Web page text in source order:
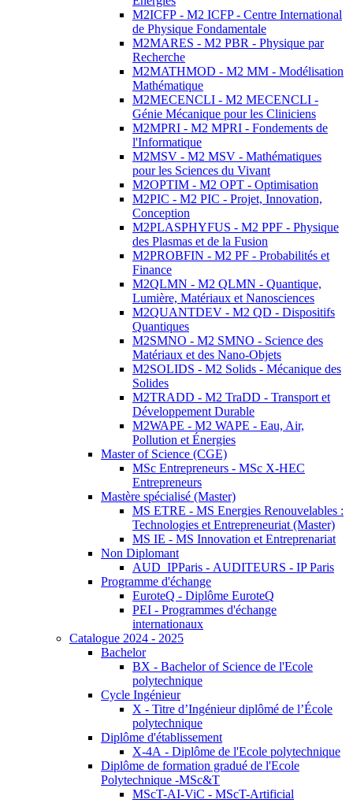
M2ICFP - M2 ICFP - Centre International
de Physique Fondamentale
M2MARES - M2 PBR - Physique par
Recherche
M2MATHMOD - M2 MM - Modélisation
Mathématique
M2MECENCLI - M2 MECENCLI -
Génie Mécanique pour les Cliniciens
M2MPRI - M2 MPRI - Fondements de
l'Informatique
M2MSV - M2 MSV - Mathématiques
pour les Sciences du Vivant
M2OPTIM - M2 OPT - Optimisation
M2PIC - M2 PIC - Projet, Innovation,
Conception
M2PLASPHYFUS - M2 PPF - Physique
des Plasmas et de la Fusion
M2PROBFIN - M2 PF - Probabilités et
Finance
M2QLMN - M2 QLMN - Quantique,
Lumière, Matériaux et Nanosciences
M2QUANTDEV - M2 QD - Dispositifs
Quantiques
M2SMNO - M2 SMNO - Science des
Matériaux et des Nano-Objets
M2SOLIDS - M2 Solids - Mécanique des
Solides
M2TRADD - M2 TraDD - Transport et
Développement Durable
M2WAPE - M2 WAPE - Eau, Air,
Pollution et Énergies
Master of Science (CGE)
MSc Entrepreneurs - MSc X-HEC
Entrepreneurs
Mastère spécialisé (Master)
MS ETRE - MS Energies Renouvelables :
Technologies et Entrepreneuriat (Master)
MS IE - MS Innovation et Entreprenariat
Non Diplomant
AUD_IPParis - AUDITEURS - IP Paris
Programme d'échange
EuroteQ - Diplôme EuroteQ
PEI - Programmes d'échange
internationaux
Catalogue 2024 - 2025
Bachelor
BX - Bachelor of Science de l'Ecole
polytechnique
Cycle Ingénieur
X - Titre d’Ingénieur diplômé de l’École
polytechnique
Diplôme d'établissement
X-4A - Diplôme de l'Ecole polytechnique
Diplôme de formation gradué de l'Ecole
Polytechnique -MSc&T
MScT-AI-ViC - MScT-Artificial